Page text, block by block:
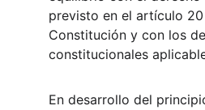
previsto en el artículo
Constitución y con los
constitucionales
En desarrollo del